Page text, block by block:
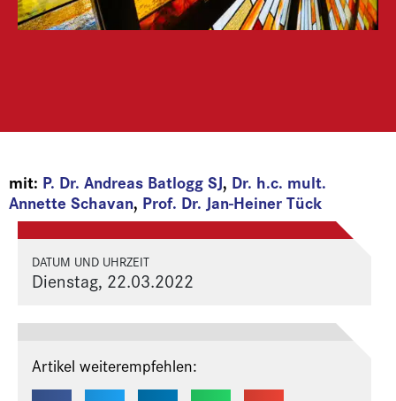
mit: P. Dr. Andreas Batlogg SJ, Dr. h.c. mult.
Annette Schavan, Prof. Dr. Jan-Heiner Tück
DATUM UND UHRZEIT
Dienstag, 22.03.2022
Artikel weiterempfehlen: